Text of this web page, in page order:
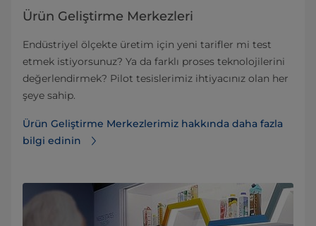
Ürün Geliştirme Merkezleri
Endüstriyel ölçekte üretim için yeni tarifler mi test
etmek istiyorsunuz? Ya da farklı proses teknolojilerini
değerlendirmek? Pilot tesislerimiz ihtiyacınız olan her
şeye sahip.
Ürün Geliştirme Merkezlerimiz hakkında daha fazla
bilgi edinin